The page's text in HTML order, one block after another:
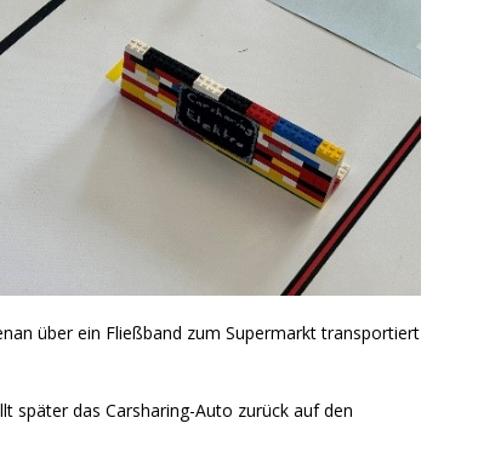
über ein Fließband zum Supermarkt transportiert
später das Carsharing-Auto zurück auf den